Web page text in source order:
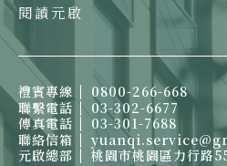
閱讀元啟
禮賓專線
0800-266-668
聯繫電話
03-302-6677
傳真電話
03-301-7688
聯絡信箱
元啟總部
桃園市桃園區力行路